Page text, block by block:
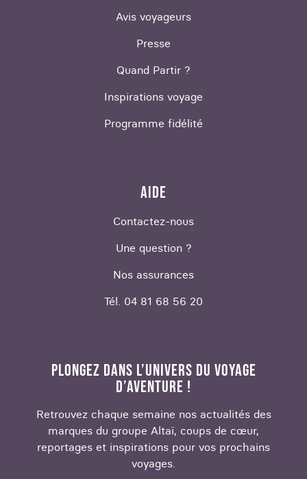
Avis voyageurs
Presse
Quand Partir ?
Inspirations voyage
Programme fidélité
AIDE
Contactez-nous
Une question ?
Nos assurances
Tél. 04 81 68 56 20
PLONGEZ DANS L’UNIVERS DU VOYAGE
D’AVENTURE !
Retrouvez chaque semaine nos actualités des
marques du groupe Altaï, coups de cœur,
reportages et inspirations pour vos prochains
voyages.